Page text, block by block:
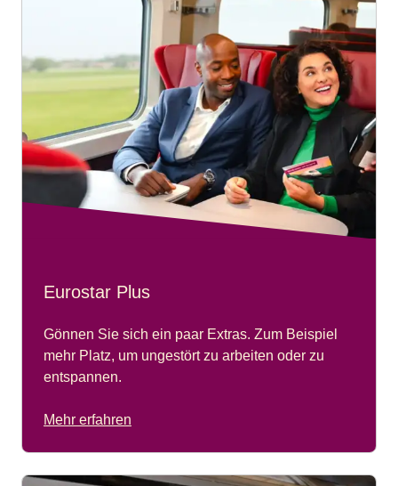
Eurostar Plus
Gönnen Sie sich ein paar Extras. Zum Beispiel
mehr Platz, um ungestört zu arbeiten oder zu
entspannen.
Mehr erfahren